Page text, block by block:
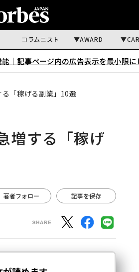
コラムニスト AWARD
｜ 記事ページ内の広告表示を最小限に
「稼げる副業」10選
増する「稼げ
著者フォロー 記事を保存